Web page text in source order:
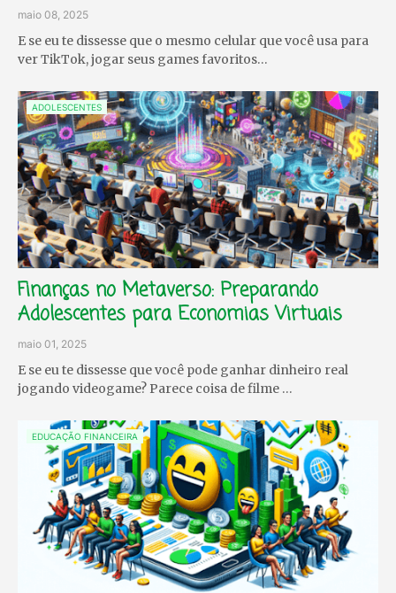
maio 08, 2025
E se eu te dissesse que o mesmo celular que você usa para
ver TikTok, jogar seus games favoritos…
ADOLESCENTES
Finanças no Metaverso: Preparando
Adolescentes para Economias Virtuais
maio 01, 2025
E se eu te dissesse que você pode ganhar dinheiro real
jogando videogame? Parece coisa de filme …
EDUCAÇÃO FINANCEIRA